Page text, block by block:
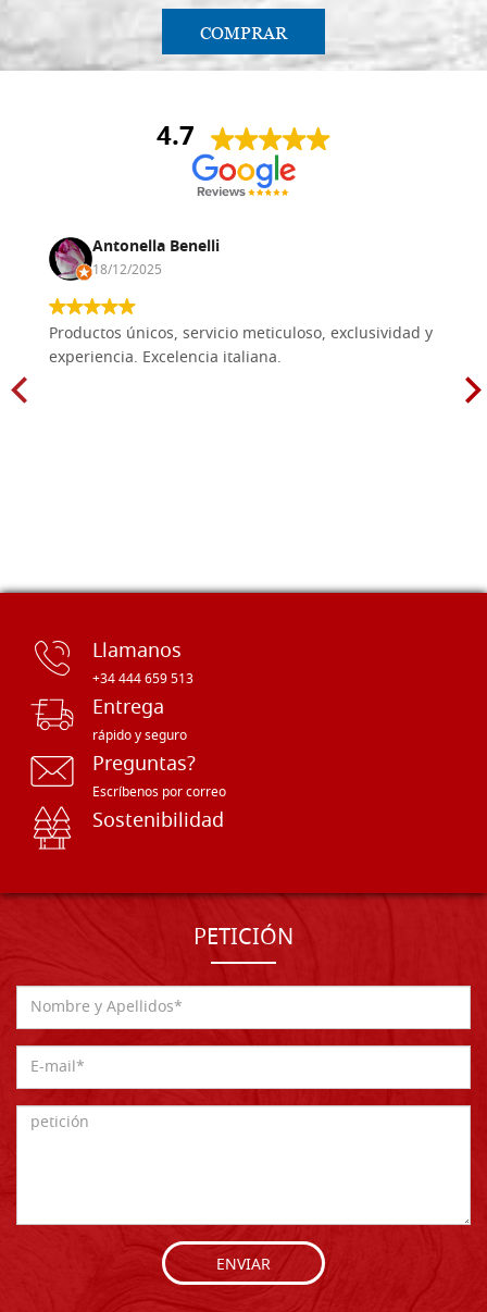
COMPRAR
4.7
Antonella Benelli
18/12/2025
Productos únicos, servicio meticuloso, exclusividad y
experiencia. Excelencia italiana.
Llamanos
+34 444 659 513
Entrega
rápido y seguro
Preguntas?
Escríbenos por correo
Sostenibilidad
PETICIÓN
ENVIAR